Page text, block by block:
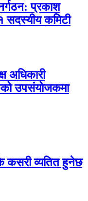
प्रकाश
सदस्यीय कमिटी
अधिकारी
उपसंयोजकमा
कसरी व्यतित हुनेछ